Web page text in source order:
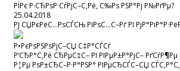
РЇРє Р·СЂРѕР·СѓРјС–С‚Рё, С‰Рѕ РЅР°Рј Р№РґРµ?
25.04.2018
РЈ СЏРєРёС…РѕСЃСЊ РїРѕС…С–Рґ РІ
Р•РєРѕРЅРѕРјС–СЏ С‡Р°СЃСѓ
Р‘СЂР°С‚Рё СЂРµС‡С– РІ РІРµР±Р°РјС–
Р¦Рµ РѕР±СЂС–Р·Р°РЅР° РІРµСЂСЃС–СЏ